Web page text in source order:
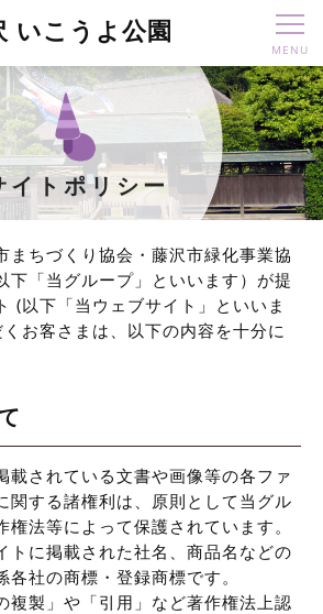
いこうよ公園
イトポリシー
まちづくり協会・藤沢市緑化事業協
下「当グループ」といいます）が提
(以下「当ウェブサイト」といいま
お客さまは、以下の内容を十分に
載されている文書や画像等の各ファ
関する諸権利は、原則として当グル
権法等によって保護されています。
トに掲載された社名、商品名などの
社の商標・登録商標です。
複製」や「引用」など著作権法上認